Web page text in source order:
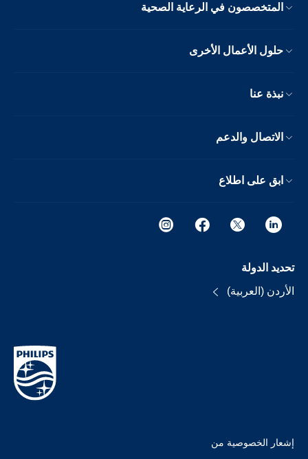
المتخصصون في الرعاية الصحية
حلول الأعمال الأخرى
نبذة عنا
الاتصال والدعم
ابق على اطلاع
تحديد الدولة
الأردن (العربية)
إشعار الخصوصية من